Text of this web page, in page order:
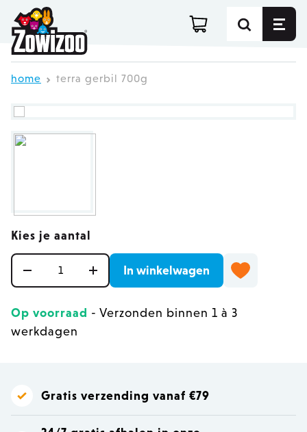
Ga direct door naar de inhoud
home terra gerbil 700g
Kies je aantal
In winkelwagen
Op voorraad - Verzonden binnen 1 à 3
werkdagen
Gratis verzending vanaf €79